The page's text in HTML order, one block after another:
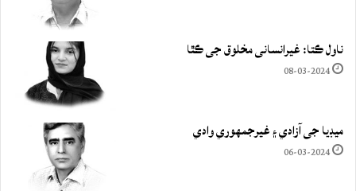
ناول ڪتا: غيرانساني مخلوق جي ڪٿا
08-03-2024
ميڊيا جي آزادي ۽ غيرجمھوري وادي
06-03-2024